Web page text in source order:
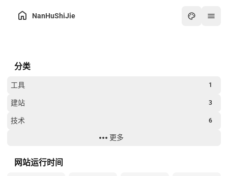
NanHuShiJie
分类
工具 1
建站 3
技术 6
过年
更多
网站运行时间